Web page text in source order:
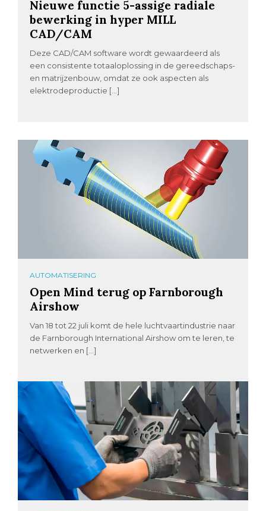
Nieuwe functie 5-assige radiale
bewerking in hyper MILL
CAD/CAM
Deze CAD/CAM software wordt gewaardeerd als
een consistente totaaloplossing in de gereedschaps-
en matrijzenbouw, omdat ze ook aspecten als
elektrodeproductie […]
AUTOMATISERING
Open Mind terug op Farnborough
Airshow
Van 18 tot 22 juli komt de hele luchtvaartindustrie naar
de Farnborough International Airshow om te leren, te
netwerken en […]